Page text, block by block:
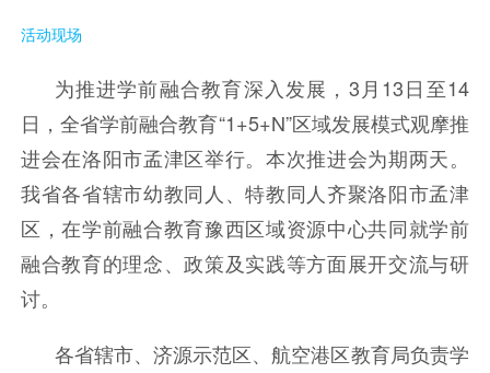
活动现场
为推进学前融合教育深入发展，3月13日至14
日，全省学前融合教育“1+5+N”区域发展模式观摩推
进会在洛阳市孟津区举行。本次推进会为期两天。
我省各省辖市幼教同人、特教同人齐聚洛阳市孟津
区，在学前融合教育豫西区域资源中心共同就学前
融合教育的理念、政策及实践等方面展开交流与研
讨。
各省辖市、济源示范区、航空港区教育局负责学